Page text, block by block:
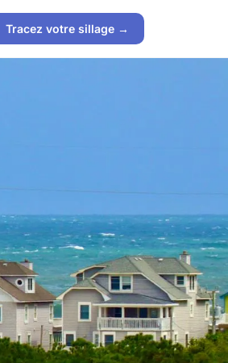
Tracez votre sillage →